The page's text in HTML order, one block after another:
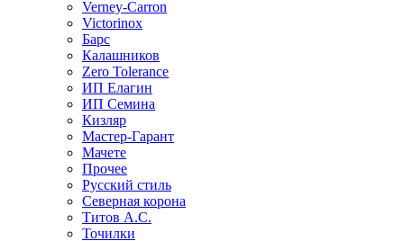
Verney-Carron
Victorinox
Барс
Калашников
Zero Tolerance
ИП Елагин
ИП Семина
Кизляр
Мастер-Гарант
Мачете
Прочее
Русский стиль
Северная корона
Титов А.С.
Точилки